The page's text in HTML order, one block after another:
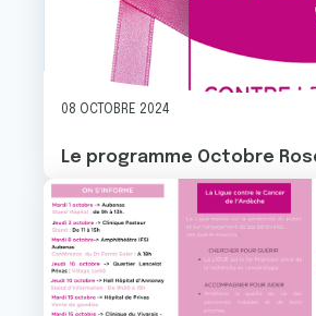
08 OCTOBRE 2024
Le programme Octobre